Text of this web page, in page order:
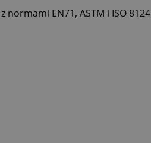
EN71, ASTM i ISO 8124